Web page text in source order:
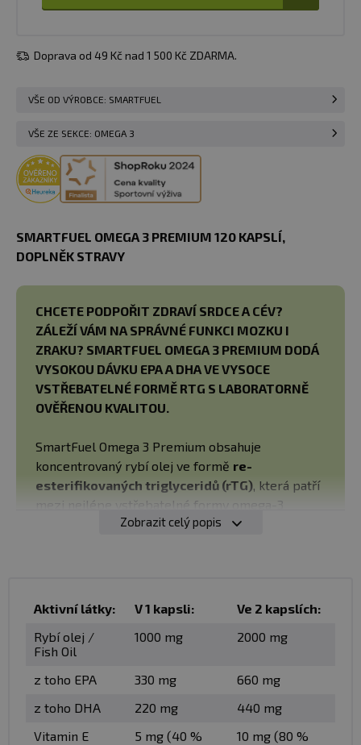
Doprava od 49 Kč nad 1 500 Kč ZDARMA.
VŠE OD VÝROBCE: SMARTFUEL
VŠE ZE SEKCE: OMEGA 3
SMARTFUEL OMEGA 3 PREMIUM 120 KAPSLÍ,
DOPLNĚK STRAVY
CHCETE PODPOŘIT ZDRAVÍ SRDCE A CÉV?
ZÁLEŽÍ VÁM NA SPRÁVNÉ FUNKCI MOZKU I
ZRAKU? SMARTFUEL OMEGA 3 PREMIUM DODÁ
VYSOKOU DÁVKU EPA A DHA VE VYSOCE
VSTŘEBATELNÉ FORMĚ RTG S LABORATORNĚ
OVĚŘENOU KVALITOU.
SmartFuel Omega 3 Premium obsahuje
koncentrovaný rybí olej ve formě re-
esterifikovaných triglyceridů (rTG), která patří
mezi nejlépe vstřebatelné formy omega-3
mastných kyselin. Každá kapsle dodá
každodenní podporu zdraví
ve formě re- esterifikovaných triglyceridů (rTG)
vysokým obsahem EPA (330 mg) a DHA (220 mg) v
technologii výroby, která dlouhodobě chrání
Zobrazit celý popis
Aktivní látky: V 1 kapsli:
Ve 2 kapslích:
Rybí olej /
Fish Oil
1000 mg 2000 mg
z toho EPA 330 mg
660 mg
z toho DHA
220 mg
440 mg
Vitamin E
5 mg (40 %
10 mg (80 %